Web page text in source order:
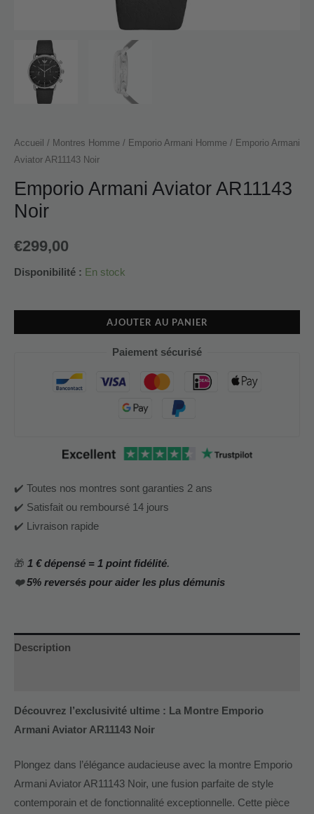
Accueil / Montres Homme / Emporio Armani Homme / Emporio Armani
Aviator AR11143 Noir
Emporio Armani Aviator AR11143
Noir
€299,00
Disponibilité : En stock
AJOUTER AU PANIER
Paiement sécurisé
✔️ Toutes nos montres sont garanties 2 ans
✔️ Satisfait ou remboursé 14 jours
✔️ Livraison rapide
🎁 1 € dépensé = 1 point fidélité.
❤️5% reversés pour aider les plus démunis
Description
Découvrez l’exclusivité ultime : La Montre Emporio
Armani Aviator AR11143 Noir
Plongez dans l’élégance audacieuse avec la montre Emporio
Armani Aviator AR11143 Noir, une fusion parfaite de style
contemporain et de fonctionnalité exceptionnelle. Cette pièce